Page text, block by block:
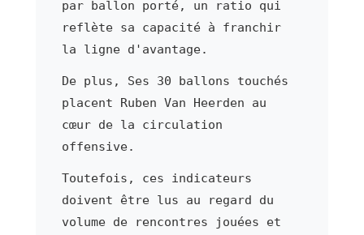
par ballon porté, un ratio qui
reflète sa capacité à franchir
la ligne d'avantage.
De plus, Ses 30 ballons touchés
placent Ruben Van Heerden au
cœur de la circulation
offensive.
Toutefois, ces indicateurs
doivent être lus au regard du
volume de rencontres jouées et